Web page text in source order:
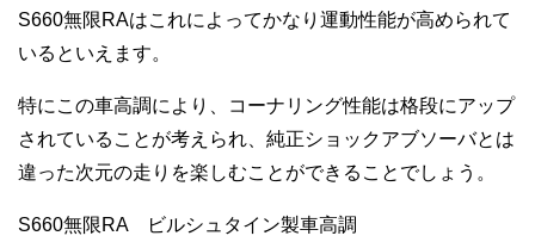
S660無限RAはこれによってかなり運動性能が高められて
いるといえます。
特にこの車高調により、コーナリング性能は格段にアップ
されていることが考えられ、純正ショックアブソーバとは
違った次元の走りを楽しむことができることでしょう。
S660無限RA ビルシュタイン製車高調